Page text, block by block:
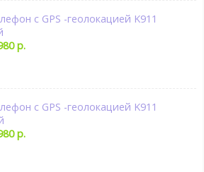
с GPS -геолокацией K911
р.
с GPS -геолокацией K911
р.